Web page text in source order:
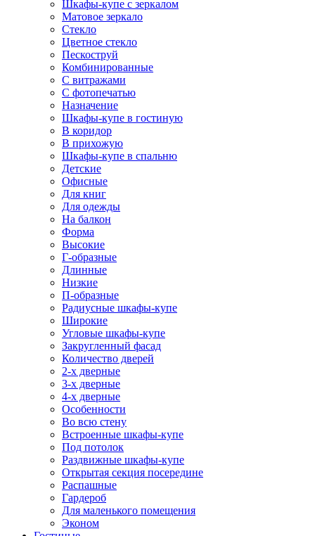
Шкафы-купе с зеркалом
Матовое зеркало
Стекло
Цветное стекло
Пескоструй
Комбинированные
С витражами
С фотопечатью
Назначение
Шкафы-купе в гостиную
В коридор
В прихожую
Шкафы-купе в спальню
Детские
Офисные
Для книг
Для одежды
На балкон
Форма
Высокие
Г-образные
Длинные
Низкие
П-образные
Радиусные шкафы-купе
Широкие
Угловые шкафы-купе
Закругленный фасад
Количество дверей
2-х дверные
3-х дверные
4-х дверные
Особенности
Во всю стену
Встроенные шкафы-купе
Под потолок
Раздвижные шкафы-купе
Открытая секция посередине
Распашные
Гардероб
Для маленького помещения
Эконом